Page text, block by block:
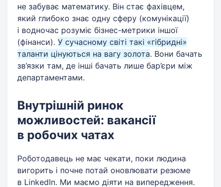
не забуває математику. Він стає фахівцем,
який глибоко знає одну сферу (комунікації)
і водночас розуміє бізнес-метрики іншої
(фінанси). У сучасному світі такі «гібридні»
таланти цінуються на вагу золота. Вони бачать
зв’язки там, де інші бачать лише бар’єри між
департаментами.
Внутрішній ринок
можливостей: вакансії
в робочих чатах
Роботодавець не має чекати, поки людина
вигорить і почне потай оновлювати резюме
в LinkedIn. Ми маємо діяти на випередження.